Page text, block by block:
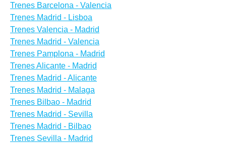
Trenes Barcelona - Valencia
Trenes Madrid - Lisboa
Trenes Valencia - Madrid
Trenes Madrid - Valencia
Trenes Pamplona - Madrid
Trenes Alicante - Madrid
Trenes Madrid - Alicante
Trenes Madrid - Malaga
Trenes Bilbao - Madrid
Trenes Madrid - Sevilla
Trenes Madrid - Bilbao
Trenes Sevilla - Madrid